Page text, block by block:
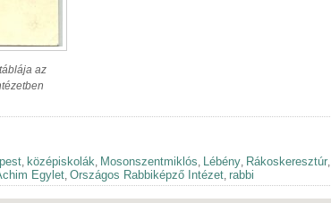
az
, középiskolák, Mosonszentmiklós, Lébény, Rákoskeresztúr,
Egylet, Országos Rabbiképző Intézet, rabbi